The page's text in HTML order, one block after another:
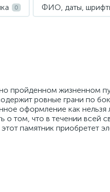
0 ФИО, даты,
пройденном жизненном
ровные грани по
оформление как
о том, что в течении всей
памятник приобретет